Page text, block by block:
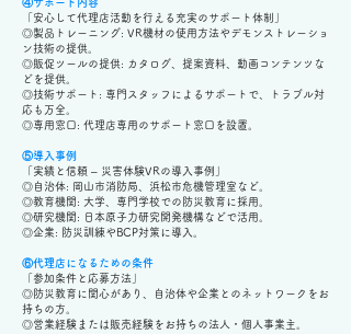
④サポート内容
「安心して代理店活動を行える充実のサポート体制」
◎製品トレーニング: VR機材の使用方法やデモンストレーショ
ン技術の提供。
◎販促ツールの提供: カタログ、提案資料、動画コンテンツな
どを提供。
◎技術サポート: 専門スタッフによるサポートで、トラブル対
応も万全。
◎専用窓口: 代理店専用のサポート窓口を設置。
⑤導入事例
「実績と信頼 – 災害体験VRの導入事例」
◎自治体: 岡山市消防局、浜松市危機管理室など。
◎教育機関: 大学、専門学校での防災教育に採用。
◎研究機関: 日本原子力研究開発機構などで活用。
◎企業: 防災訓練やBCP対策に導入。
⑥代理店になるための条件
「参加条件と応募方法」
◎防災教育に関心があり、自治体や企業とのネットワークをお
持ちの方。
◎営業経験または販売経験をお持ちの法人・個人事業主。